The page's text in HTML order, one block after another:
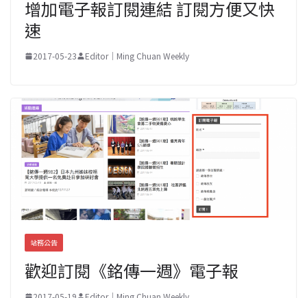
增加電子報訂閱連結 訂閱方便又快
速
2017-05-23 Editor｜Ming Chuan Weekly
站務公告
歡迎訂閱《銘傳一週》電子報